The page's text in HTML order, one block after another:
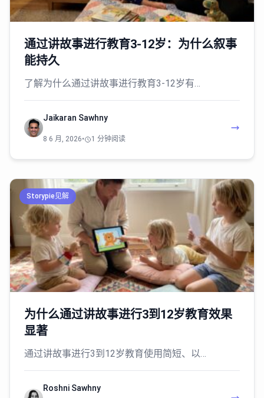
通过讲故事进行教育3-12岁：为什么叙事
能持久
了解为什么通过讲故事进行教育3-12岁有…
Jaikaran Sawhny
8 6 月, 2026• 1 分钟阅读
Storypie见解
为什么通过讲故事进行3到12岁教育效果
显著
通过讲故事进行3到12岁教育使用简短、以…
Roshni Sawhny